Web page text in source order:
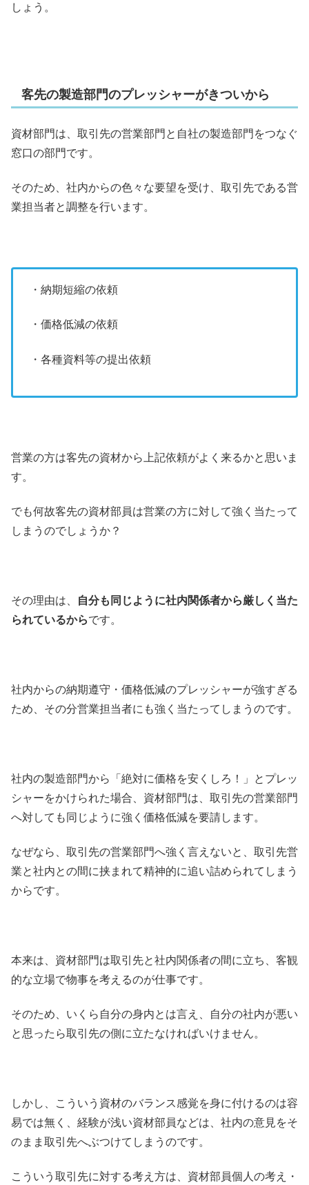
しょう。
客先の製造部門のプレッシャーがきついから
資材部門は、取引先の営業部門と自社の製造部門をつなぐ
窓口の部門です。
そのため、社内からの色々な要望を受け、取引先である営
業担当者と調整を行います。
・納期短縮の依頼
・価格低減の依頼
・各種資料等の提出依頼
営業の方は客先の資材から上記依頼がよく来るかと思いま
す。
でも何故客先の資材部員は営業の方に対して強く当たって
しまうのでしょうか？
その理由は、
自分も同じように社内関係者から厳しく当た
られているからです。
社内からの納期遵守・価格低減のプレッシャーが強すぎる
ため、その分営業担当者にも強く当たってしまうのです。
社内の製造部門から「絶対に価格を安くしろ！」とプレッ
シャーをかけられた場合、資材部門は、取引先の営業部門
へ対しても同じように強く価格低減を要請します。
なぜなら、取引先の営業部門へ強く言えないと、取引先営
業と社内との間に挟まれて精神的に追い詰められてしまう
からです。
本来は、資材部門は取引先と社内関係者の間に立ち、客観
的な立場で物事を考えるのが仕事です。
そのため、いくら自分の身内とは言え、自分の社内が悪い
と思ったら取引先の側に立たなければいけません。
しかし、こういう資材のバランス感覚を身に付けるのは容
易では無く、経験が浅い資材部員などは、社内の意見をそ
のまま取引先へぶつけてしまうのです。
こういう取引先に対する考え方は、資材部員個人の考え・